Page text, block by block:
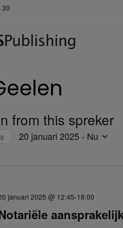
20
from this spreker
20 januari 2025 - Nu
t
e
januari 2025 @ 12:45-18:00